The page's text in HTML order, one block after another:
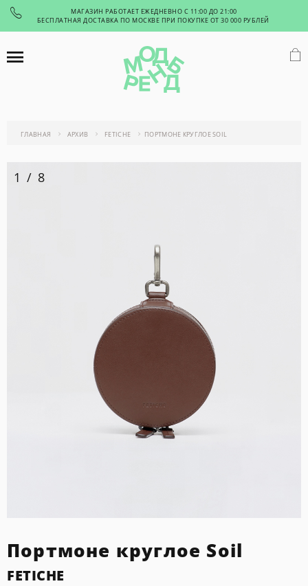
МАГАЗИН РАБОТАЕТ ЕЖЕДНЕВНО С 11:00 ДО 21:00
БЕСПЛАТНАЯ ДОСТАВКА ПО МОСКВЕ ПРИ ПОКУПКЕ ОТ 30 000 РУБЛЕЙ
ГЛАВНАЯ АРХИВ FETICHE ПОРТМОНЕ КРУГЛОЕ SOIL
1 / 8
Портмоне круглое Soil
FETICHE